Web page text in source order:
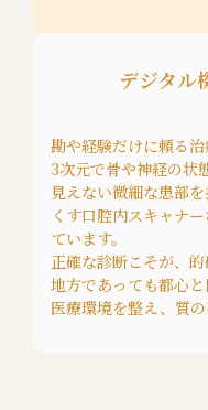
デジタル
勘や経験だけに頼る治
3次元で骨や神経の状
見えない微細な患部
くす口腔内スキャナ
ています。
正確な診断こそが、的
地方であっても都心
医療環境を整え、質の